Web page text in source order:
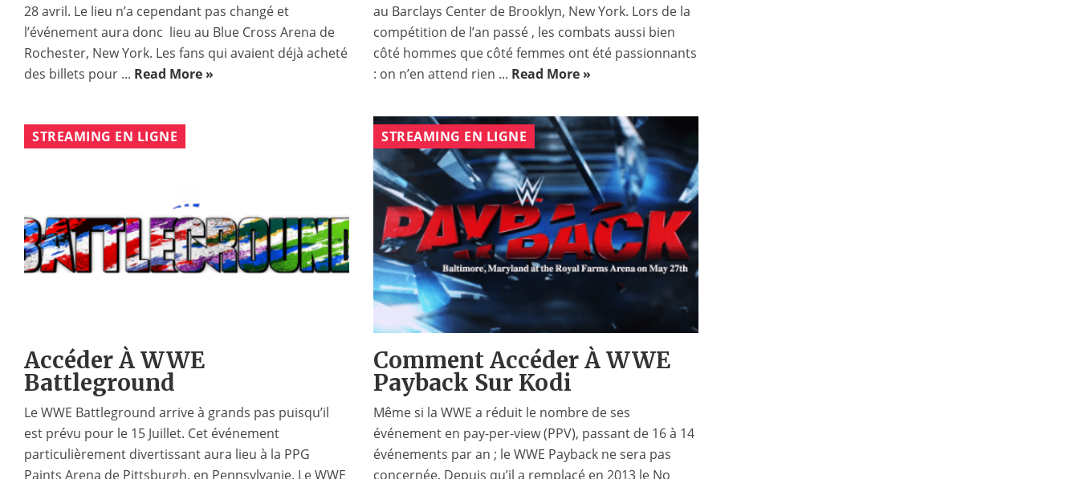
28 avril. Le lieu n’a cependant pas changé et
l’événement aura donc lieu au Blue Cross Arena de
Rochester, New York. Les fans qui avaient déjà acheté
des billets pour ... Read More »
au Barclays Center de Brooklyn, New York. Lors de la
compétition de l’an passé , les combats aussi bien
côté hommes que côté femmes ont été passionnants
: on n’en attend rien ... Read More »
STREAMING EN LIGNE
Accéder À WWE
Battleground
Le WWE Battleground arrive à grands pas puisqu’il
est prévu pour le 15 Juillet. Cet événement
particulièrement divertissant aura lieu à la PPG
Paints Arena de Pittsburgh, en Pennsylvanie. Le WWE
STREAMING EN LIGNE
Comment Accéder À WWE
Payback Sur Kodi
Même si la WWE a réduit le nombre de ses
événement en pay-per-view (PPV), passant de 16 à 14
événements par an ; le WWE Payback ne sera pas
concernée. Depuis qu’il a remplacé en 2013 le No